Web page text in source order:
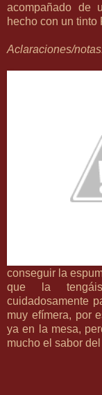
acompañado de
hecho con un tinto
Aclaraciones/
conseguir la
que la
cuidadosamente
muy efímera, por
ya en la mesa,
mucho el sabor